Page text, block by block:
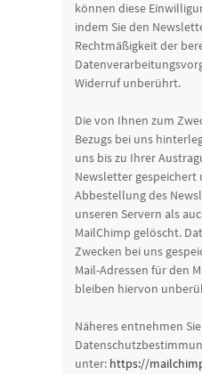
können diese
indem Sie den
Rechtmäßigkeit der
Widerruf unberührt.
Die von Ihnen zum
Bezugs bei uns
uns bis zu Ihrer
Newsletter gespeichert
Abbestellung des
unseren Servern als
MailChimp gelöscht.
Zwecken bei uns
Mail-Adressen für den
bleiben hiervon
Näheres entnehmen
unter: https://